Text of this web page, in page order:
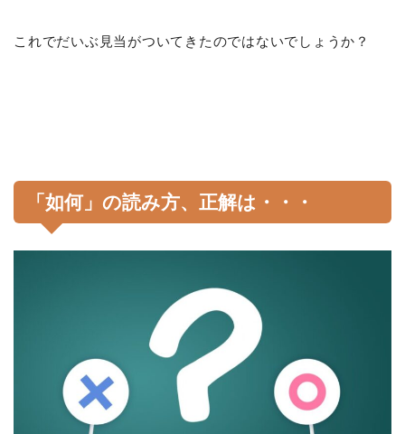
これでだいぶ見当がついてきたのではないでしょうか？
「如何」の読み方、正解は・・・